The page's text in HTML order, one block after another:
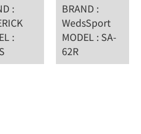
:
:
BRAND :
WedsSport
MODEL : SA-
62R